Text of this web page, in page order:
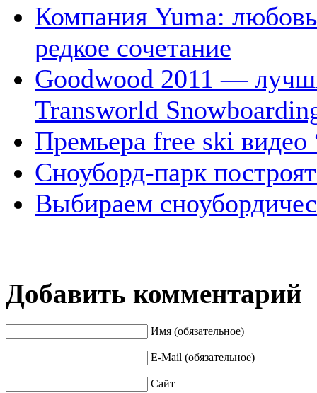
Компания Yuma:
редкое сочетание
Goodwood 2011 —
Transworld
Премьера free ski видео
Сноуборд-парк
Выбираем
Добавить комментарий
Имя (обязательное)
E-Mail (обязательное)
Сайт